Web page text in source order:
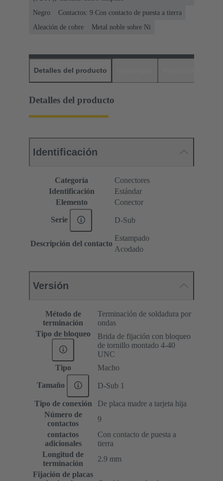
Negro
Contactos: 9 Con contacto de puesta a tierra
Aleación de cobre
Metal noble sobre Ni
Detalles del producto
Detalles del producto
Identificación
Categoría
Conectores
Identificación
Estándar
Elemento
Conector
Serie D-Sub
Descripción del contacto
Estampado
Acodado
Versión
Método de
terminación
Terminación de soldadura por
ondas
Tipo de bloqueo
Brida de fijación con bloqueo
de tornillo montado 4-40
UNC
Tipo
Macho
Tamaño D-Sub 1
Tipo de conexión
De placa madre a tarjeta hija
Número de
contactos
9
contactos
adicionales
Con contacto de puesta a
tierra
Longitud de
terminación
2.9 mm
Fijación de placas